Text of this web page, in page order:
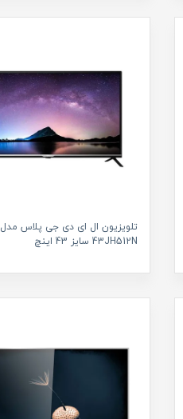
تلویزیون ال ای دی جی پلاس مدل
43JH512N سایز 43 اینچ